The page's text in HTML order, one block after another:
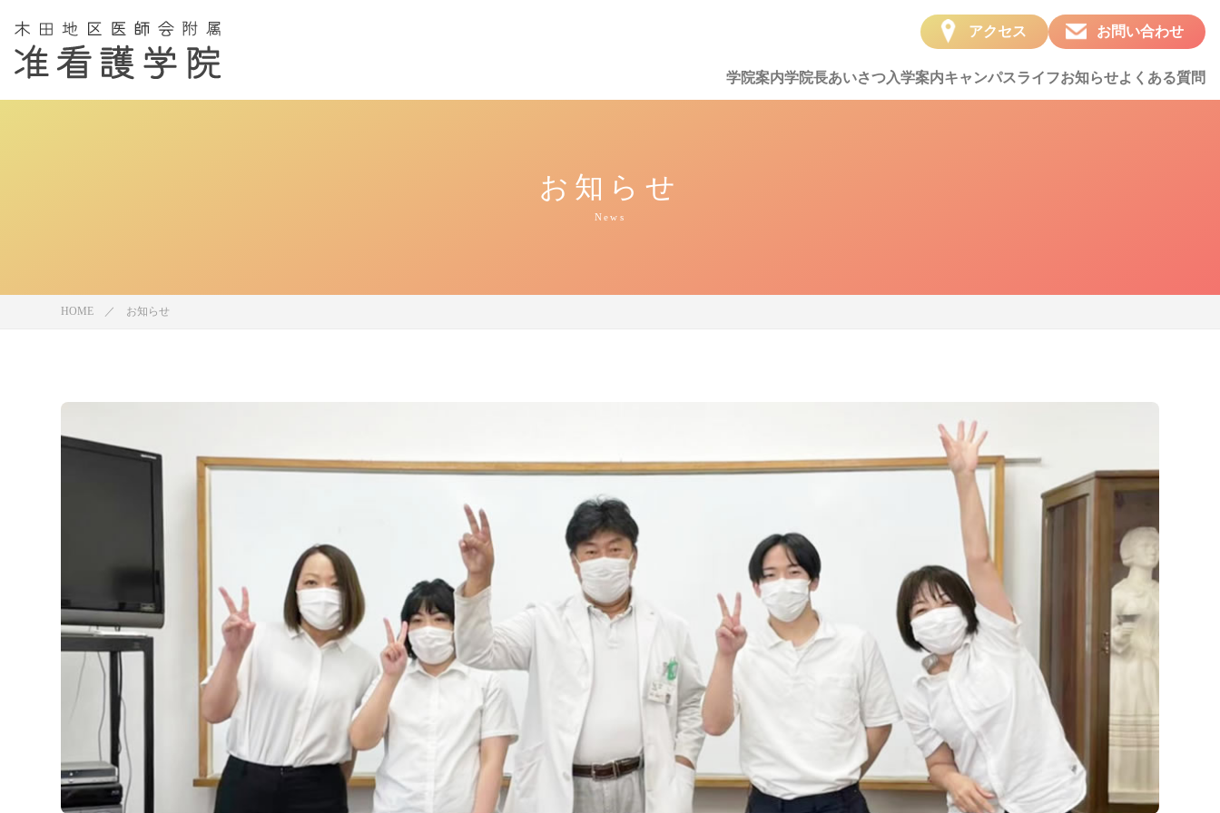
アクセス お問い合わせ
学院案内学院長あいさつ入学案内キャンパスライフお知らせよくある質問
お知らせ
News
HOME お知らせ